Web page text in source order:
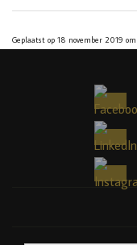
Geplaatst op 18 november 2019 om